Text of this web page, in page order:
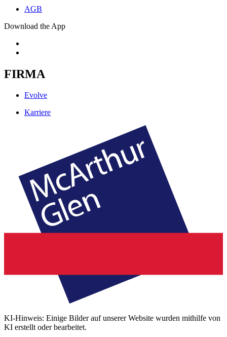
AGB
Download the App
FIRMA
Evolve
Karriere
KI-Hinweis: Einige Bilder auf unserer Website wurden mithilfe von
KI erstellt oder bearbeitet.